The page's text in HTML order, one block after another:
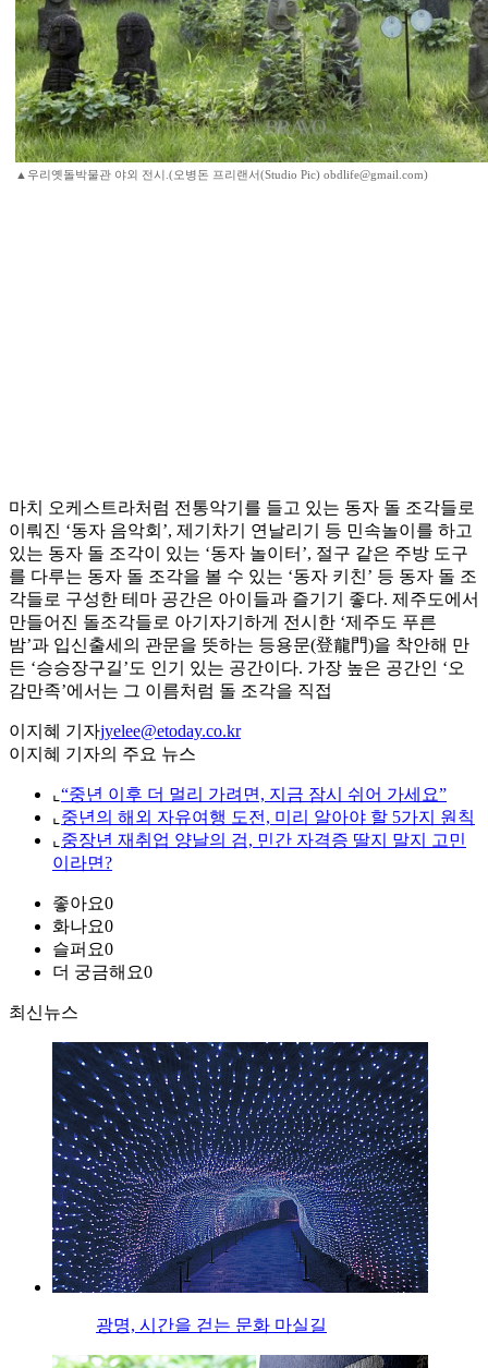
▲우리옛돌박물관 야외 전시.(오병돈 프리랜서(Studio Pic) obdlife@gmail.com)
마치 오케스트라처럼 전통악기를 들고 있는 동자 돌 조각들로
이뤄진 ‘동자 음악회’, 제기차기 연날리기 등 민속놀이를 하고
있는 동자 돌 조각이 있는 ‘동자 놀이터’, 절구 같은 주방 도구
를 다루는 동자 돌 조각을 볼 수 있는 ‘동자 키친’ 등 동자 돌 조
각들로 구성한 테마 공간은 아이들과 즐기기 좋다. 제주도에서
만들어진 돌조각들로 아기자기하게 전시한 ‘제주도 푸른
밤’과 입신출세의 관문을 뜻하는 등용문(登龍門)을 착안해 만
든 ‘승승장구길’도 인기 있는 공간이다. 가장 높은 공간인 ‘오
감만족’에서는 그 이름처럼 돌 조각을 직접
이지혜 기자jyelee@etoday.co.kr
이지혜 기자의 주요 뉴스
⌞ “중년 이후 더 멀리 가려면, 지금 잠시 쉬어 가세요”
⌞ 중년의 해외 자유여행 도전, 미리 알아야 할 5가지 원칙
⌞ 중장년 재취업 양날의 검, 민간 자격증 딸지 말지 고민
이라면?
좋아요0
화나요0
슬퍼요0
더 궁금해요0
최신뉴스
광명, 시간을 걷는 문화 마실길